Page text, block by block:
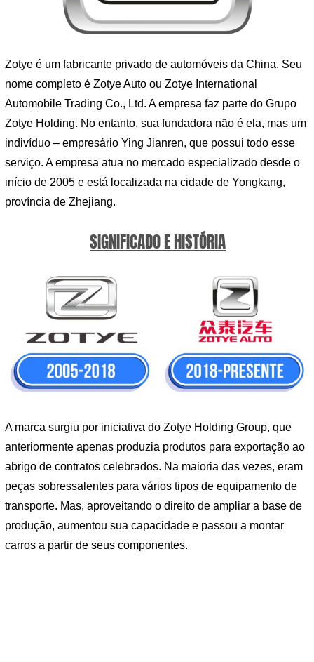
Zotye é um fabricante privado de automóveis da China. Seu
nome completo é Zotye Auto ou Zotye International
Automobile Trading Co., Ltd. A empresa faz parte do Grupo
Zotye Holding. No entanto, sua fundadora não é ela, mas um
indivíduo – empresário Ying Jianren, que possui todo esse
serviço. A empresa atua no mercado especializado desde o
início de 2005 e está localizada na cidade de Yongkang,
província de Zhejiang.
SIGNIFICADO E HISTÓRIA
A marca surgiu por iniciativa do Zotye Holding Group, que
anteriormente apenas produzia produtos para exportação ao
abrigo de contratos celebrados. Na maioria das vezes, eram
peças sobressalentes para vários tipos de equipamento de
transporte. Mas, aproveitando o direito de ampliar a base de
produção, aumentou sua capacidade e passou a montar
carros a partir de seus componentes.